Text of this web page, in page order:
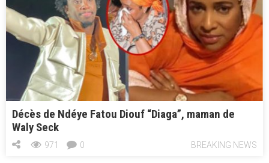
Décès de Ndéye Fatou Diouf “Diaga”, maman de
Waly Seck
BREAKING NEWS
971 0